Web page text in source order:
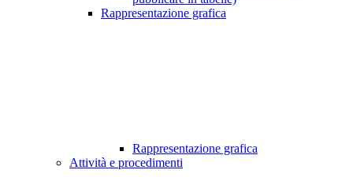
Rappresentazione grafica
Rappresentazione grafica
Attività e procedimenti